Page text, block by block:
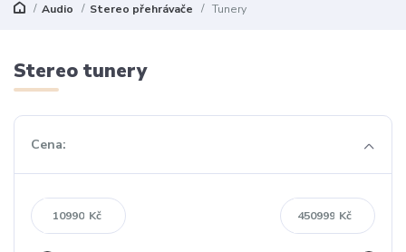
Audio Stereo přehrávače Tunery
Stereo tunery
Cena:
Kč Kč